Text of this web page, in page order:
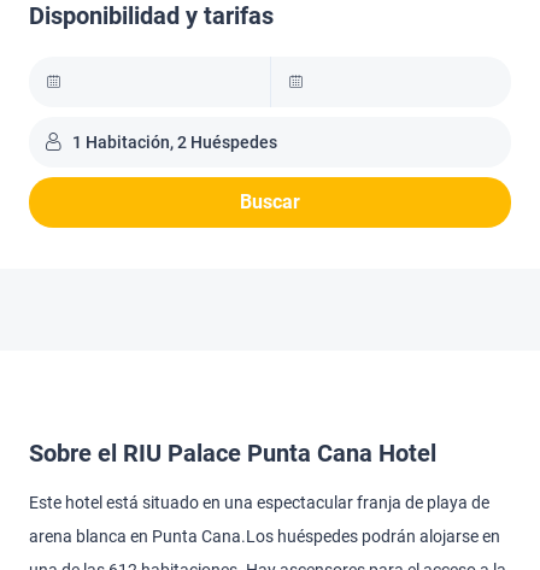
Disponibilidad y tarifas
1 Habitación, 2 Huéspedes
Buscar
Sobre el RIU Palace Punta Cana Hotel
Este hotel está situado en una espectacular franja de playa de
arena blanca en Punta Cana.Los huéspedes podrán alojarse en